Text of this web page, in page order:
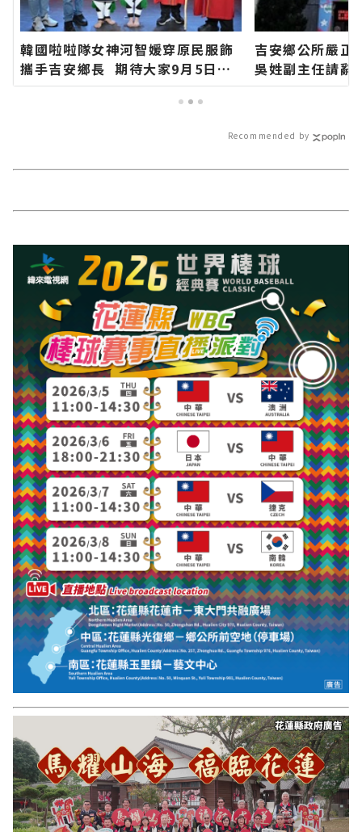
韓國啦啦隊女神河智媛穿原民服飾
攜手吉安鄉長 期待大家9月5日參
加「山海共鳴•族音流轉」原住民
族聯合豐年節∣花蓮新聞網官方網
吉安鄉公所嚴
吳姓副主任請
官方網站各類新
Recommended by